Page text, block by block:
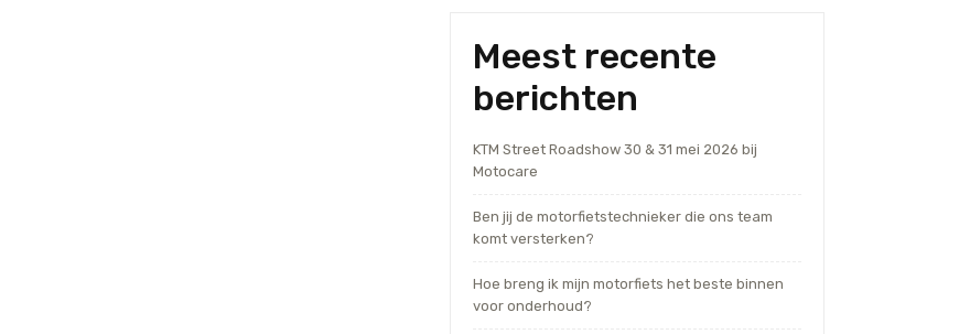
Meest recente
berichten
KTM Street Roadshow 30 & 31 mei 2026 bij
Motocare
Ben jij de motorfietstechnieker die ons team
komt versterken?
Hoe breng ik mijn motorfiets het beste binnen
voor onderhoud?